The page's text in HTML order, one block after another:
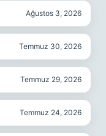
Ağustos 3, 2026
Temmuz 30, 2026
Temmuz 29, 2026
Temmuz 24, 2026